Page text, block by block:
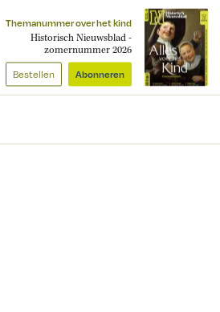
Themanummer over het kind
Historisch Nieuwsblad -
zomernummer 2026
Bestellen Abonneren